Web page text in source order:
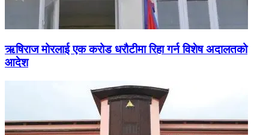
ऋषिराज मोरलाई एक करोड धरौटीमा रिहा गर्न विशेष अदालतको
आदेश